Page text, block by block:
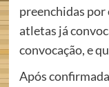
preenchidas
atletas já
convocação, e
Após